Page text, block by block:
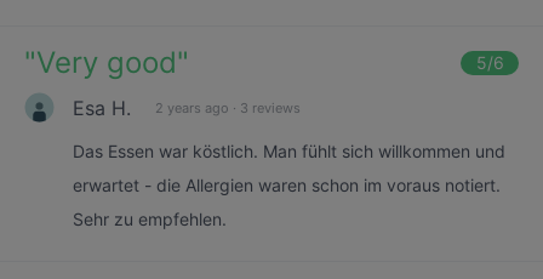
"Very good" 5/6
Esa H. 2 years ago · 3 reviews
Das Essen war köstlich. Man fühlt sich willkommen und
erwartet - die Allergien waren schon im voraus notiert.
Sehr zu empfehlen.